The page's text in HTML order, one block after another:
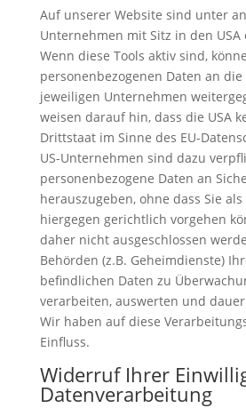
Auf unserer Website sind unter
Unternehmen mit Sitz in den
Wenn diese Tools aktiv sind,
personenbezogenen Daten an die
jeweiligen Unternehmen
weisen darauf hin, dass die USA
Drittstaat im Sinne des EU-
US-Unternehmen sind dazu
personenbezogene Daten an
herauszugeben, ohne dass Sie
hiergegen gerichtlich vorgehen
daher nicht ausgeschlossen
Behörden (z.B. Geheimdienste)
befindlichen Daten zu
verarbeiten, auswerten und
Wir haben auf diese
Einfluss.
Widerruf Ihrer
Datenverarbeitung